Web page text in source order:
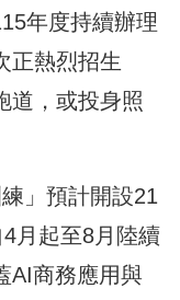
年度持續辦理
正熱烈招生
道，或投身照
」預計開設21
月起至8月陸續
AI商務應用與